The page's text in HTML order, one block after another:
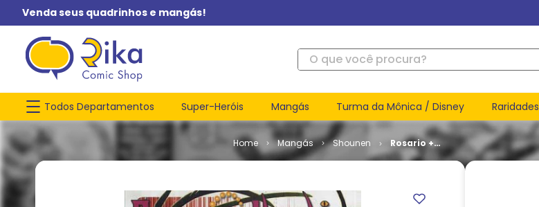
Venda seus quadrinhos e mangás!
O que você procura?
Todos Departamentos Super-Heróis Mangás Turma da Mônica / Disney Raridades
Mangás Shounen
Rosario +
Vampire #